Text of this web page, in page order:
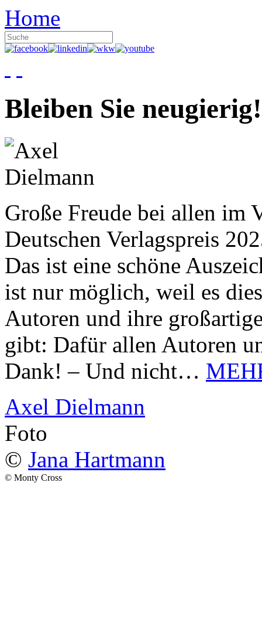
Home
Bleiben Sie neugierig!
Große Freude bei allen im
Deutschen Verlagspreis
Das ist eine schöne
ist nur möglich, weil es
Autoren und ihre
gibt: Dafür allen Autoren
Dank! – Und nicht…
Axel Dielmann
Foto
© Jana Hartmann
© Monty Cross